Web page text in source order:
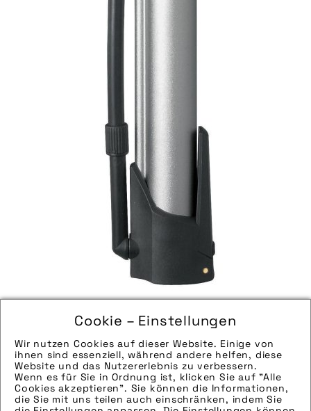
Cookie – Einstellungen
Wir nutzen Cookies auf dieser Website. Einige von
ihnen sind essenziell, während andere helfen, diese
Website und das Nutzererlebnis zu verbessern.
Wenn es für Sie in Ordnung ist, klicken Sie auf "Alle
Cookies akzeptieren". Sie können die Informationen,
die Sie mit uns teilen auch einschränken, indem Sie
Quelle/Source: „www.ergonbike.com | pd-f“
Bild downloaden